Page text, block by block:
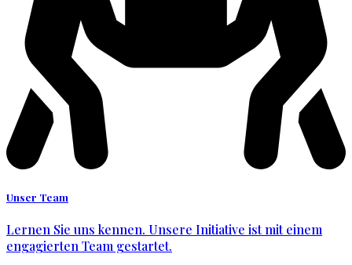
Unser Team
Lernen Sie uns kennen. Unsere Initiative ist mit einem
engagierten Team gestartet.